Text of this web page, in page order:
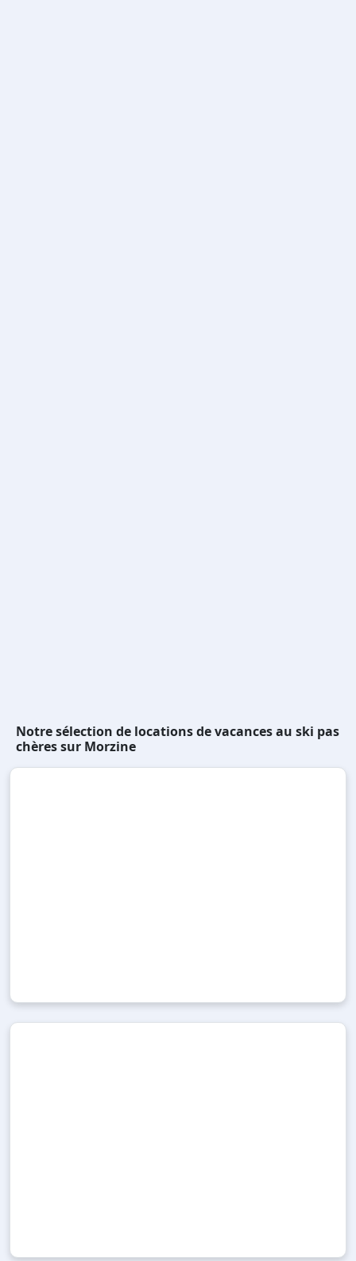
Notre sélection de locations de vacances au ski pas
chères sur Morzine